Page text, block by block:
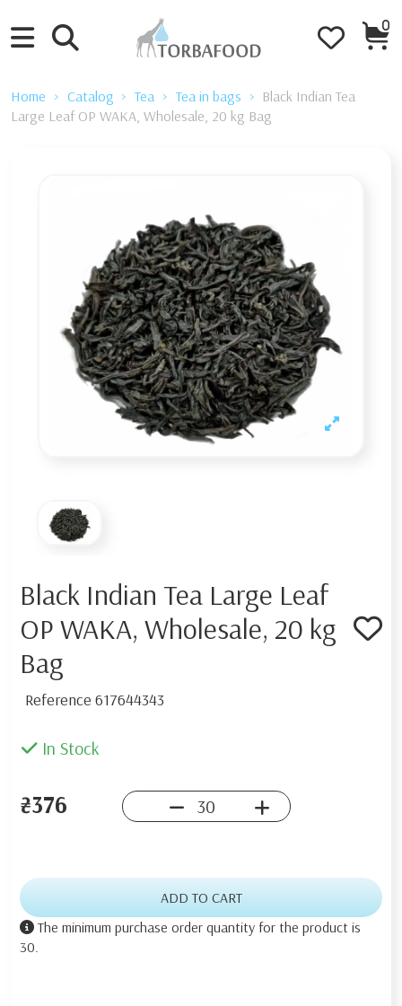
0
Home Catalog Tea Tea in bags
Black Indian Tea
Large Leaf OP WAKA, Wholesale, 20 kg Bag
Black Indian Tea Large Leaf
OP WAKA, Wholesale, 20 kg
Bag
Reference 617644343
In Stock
₴376
ADD TO CART
The minimum purchase order quantity for the product is
30.